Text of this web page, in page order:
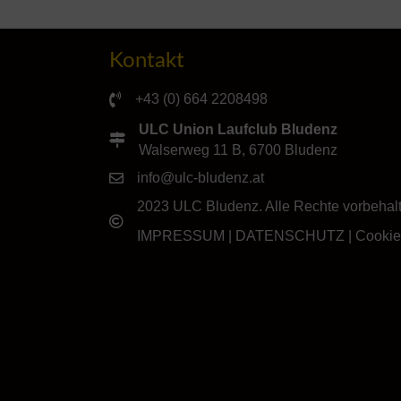
Kontakt
+43 (0) 664 2208498
ULC Union Laufclub Bludenz
Walserweg 11 B, 6700 Bludenz
info@ulc-bludenz.at
2023 ULC Bludenz. Alle Rechte
IMPRESSUM
DATENSCHUTZ